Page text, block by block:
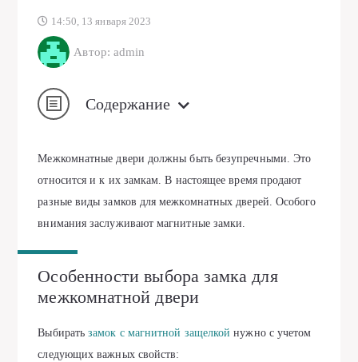
14:50, 13 января 2023
Автор: admin
Содержание
Межкомнатные двери должны быть безупречными. Это
относится и к их замкам. В настоящее время продают
разные виды замков для межкомнатных дверей. Особого
внимания заслуживают магнитные замки.
Особенности выбора замка для
межкомнатной двери
Выбиратьзамок с магнитной защелкой нужно с учетом
следующих важных свойств: